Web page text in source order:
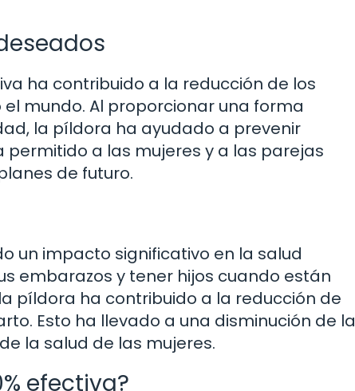
ha contribuido a la reducción de los
mundo. Al proporcionar una forma
la píldora ha ayudado a prevenir
permitido a las mujeres y a las parejas
de futuro.
un impacto significativo en la salud
embarazos y tener hijos cuando están
píldora ha contribuido a la reducción de
Esto ha llevado a una disminución de la
la salud de las mujeres.
efectiva?